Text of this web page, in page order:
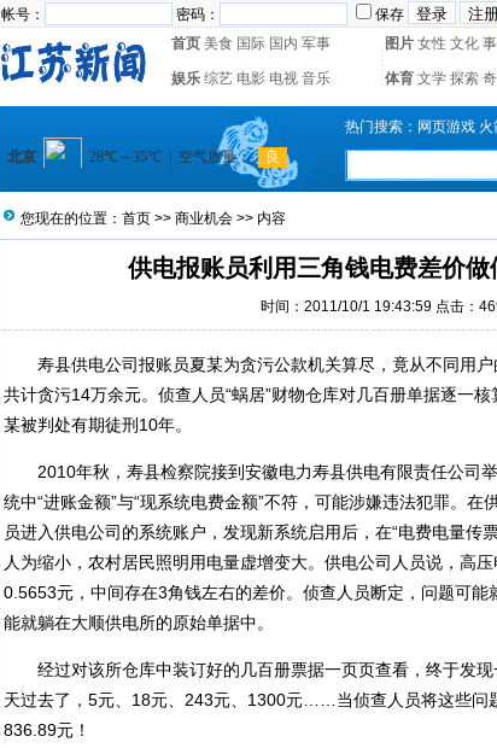
帐号： 密码： 保存
首页 美食 国际 国内 军事 图片 女性 文化
娱乐 综艺 电影 电视 音乐 体育 文学 探索
热门搜索： 网页游戏 火
您现在的位置： 首页 >> 商业机会 >> 内容
供电报账员利用三角钱电费差价
时间：2011/10/1 19:43:59 点击：
寿县供电公司报账员夏某为贪污公款机关算尽，竟从不同用户
共计贪污14万余元。侦查人员“蜗居”财物仓库对几百册单据逐一
某被判处有期徒刑10年。
2010年秋，寿县检察院接到安徽电力寿县供电有限责任公司
统中“进账金额”与“现系统电费金额”不符，可能涉嫌违法犯罪。在
员进入供电公司的系统账户，发现新系统启用后，在“电费电量传
人为缩小，农村居民照明用电量虚增变大。供电公司人员说，高
0.5653元，中间存在3角钱左右的差价。侦查人员断定，问题可
能就躺在大顺供电所的原始单据中。
经过对该所仓库中装订好的几百册票据一页页查看，终于发现
天过去了，5元、18元、243元、1300元……当侦查人员将这些问
836.89元！